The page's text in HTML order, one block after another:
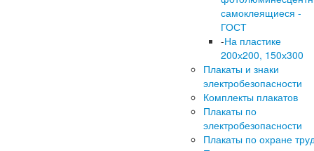
самоклеящиеся -
ГОСТ
-На пластике
200х200, 150х300
Плакаты и знаки
электробезопасности
Комплекты плакатов
Плакаты по
электробезопасности
Плакаты по охране